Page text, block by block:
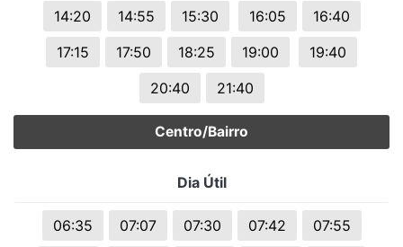
14:20
14:55 15:30 16:05
16:40
17:15
17:50 18:25 19:00
19:40
20:40
21:40
Centro/Bairro
Dia Útil
06:35 07:07 07:30 07:42 07:55